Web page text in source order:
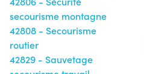
secourisme montagne
42808 - Secourisme
routier
42829 - Sauvetage